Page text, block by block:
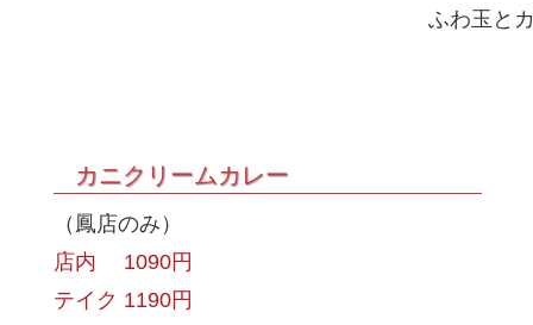
ふわ玉と
カニクリームカレー
（鳳店のみ）
店内 1090円
テイク 1190円